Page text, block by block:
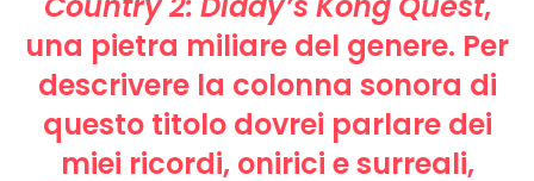
una pietra miliare del genere. Per
descrivere la colonna sonora di
questo titolo dovrei parlare dei
miei ricordi, onirici e surreali,